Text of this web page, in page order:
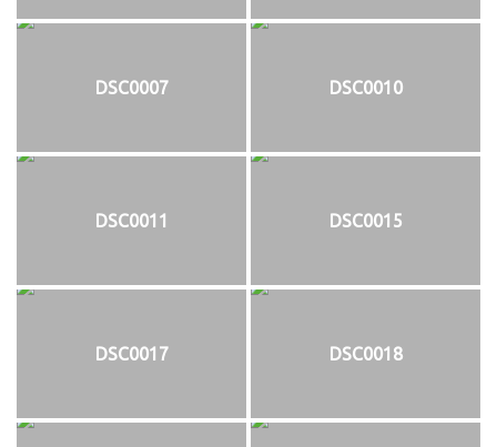
DSC0007 DSC0010
DSC0011 DSC0015
DSC0017 DSC0018